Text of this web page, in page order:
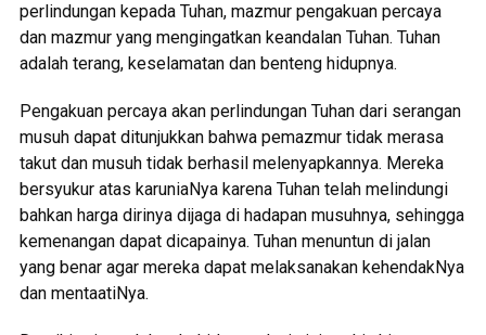
perlindungan kepada Tuhan, mazmur pengakuan percaya
dan mazmur yang mengingatkan keandalan Tuhan. Tuhan
adalah terang, keselamatan dan benteng hidupnya.
Pengakuan percaya akan perlindungan Tuhan dari serangan
musuh dapat ditunjukkan bahwa pemazmur tidak merasa
takut dan musuh tidak berhasil melenyapkannya. Mereka
bersyukur atas karuniaNya karena Tuhan telah melindungi
bahkan harga dirinya dijaga di hadapan musuhnya, sehingga
kemenangan dapat dicapainya. Tuhan menuntun di jalan
yang benar agar mereka dapat melaksanakan kehendakNya
dan mentaatiNya.